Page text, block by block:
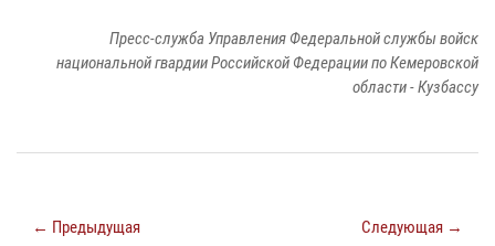
Пресс-служба Управления Федеральной службы войск
национальной гвардии Российской Федерации по Кемеровской
области - Кузбассу
← Предыдущая Следующая →